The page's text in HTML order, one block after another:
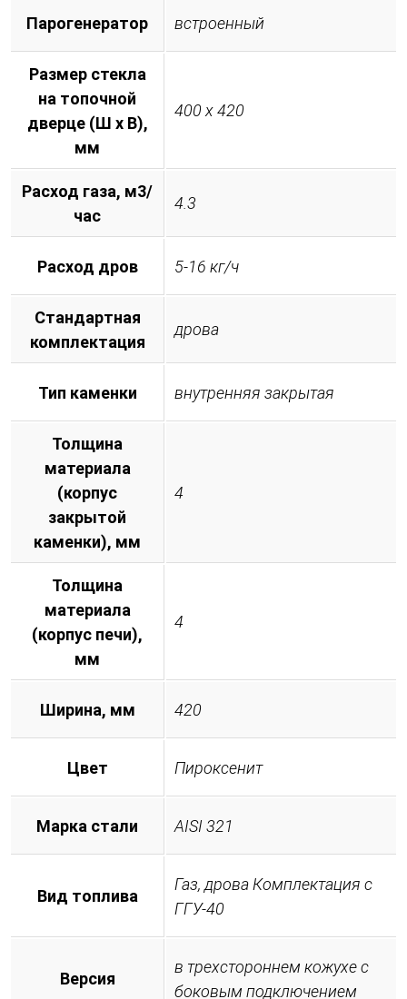
Парогенератор встроенный
Размер стекла
на топочной
дверце (Ш х В),
мм
400 х 420
Расход газа, м3/
час
4.3
Расход дров 5-16 кг/ч
Стандартная
комплектация
дрова
Тип каменки внутренняя закрытая
Толщина
материала
(корпус
закрытой
каменки), мм
4
Толщина
материала
(корпус печи),
мм
4
Ширина, мм 420
Цвет Пироксенит
Марка стали AISI 321
Вид топлива
Газ, дрова Комплектация с
ГГУ-40
Версия
в трехстороннем кожухе с
боковым подключением